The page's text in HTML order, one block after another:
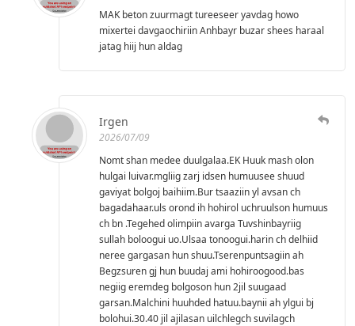
MAK beton zuurmagt tureeseer yavdag howo
mixertei davgaochiriin Anhbayr buzar shees haraal
jatag hiij hun aldag
Irgen
2026/07/09
Nomt shan medee duulgalaa.EK Huuk mash olon
hulgai luivar.mgliig zarj idsen humuusee shuud
gaviyat bolgoj baihiim.Bur tsaaziin yl avsan ch
bagadahaar.uls orond ih hohirol uchruulson humuus
ch bn .Tegehed olimpiin avarga Tuvshinbayriig
sullah boloogui uo.Ulsaa tonoogui.harin ch delhiid
neree gargasan hun shuu.Tserenpuntsagiin ah
Begzsuren gj hun buudaj ami hohiroogood.bas
negiig eremdeg bolgoson hun 2jil suugaad
garsan.Malchini huuhded hatuu.baynii ah ylgui bj
bolohui.30.40 jil ajilasan uilchlegch suvilagch